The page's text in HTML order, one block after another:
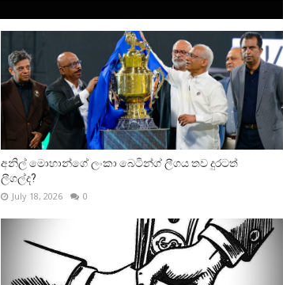
අනිල් මොහාන්ගේ ලංකා බෙටින්ග් ලීගය තව දුරටත්
ලීගල්ද?
July 18, 2026 0